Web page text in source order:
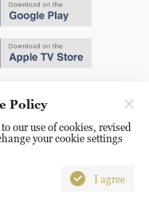
Policy
our use of cookies, revised
your cookie settings
I agree